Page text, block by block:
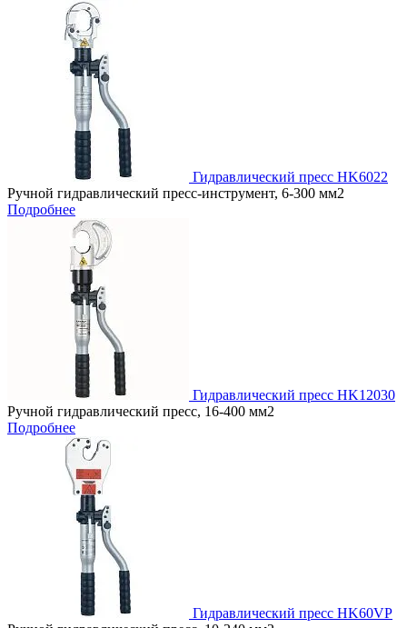
Гидравлический пресс HK6022
Ручной гидравлический пресс-инструмент, 6-300 мм2
Подробнее
Гидравлический пресс HK12030
Ручной гидравлический пресс, 16-400 мм2
Подробнее
Гидравлический пресс HK60VP